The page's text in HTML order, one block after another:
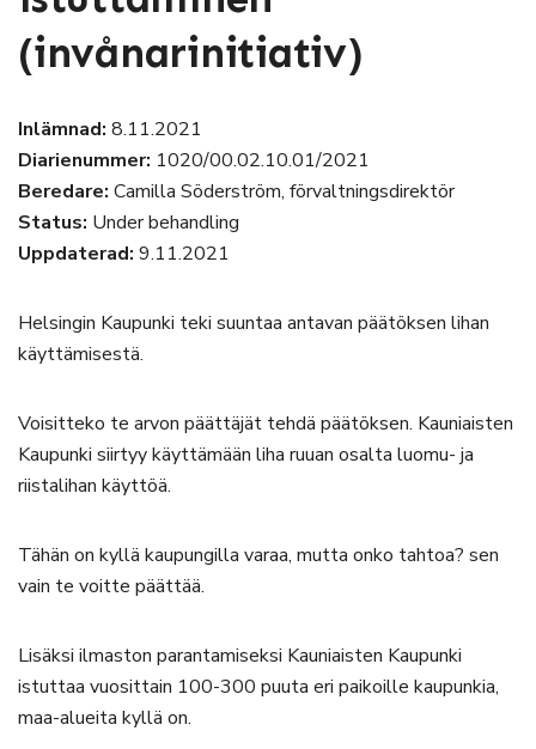
(invånarinitiativ)
Inlämnad: 8.11.2021
Diarienummer: 1020/00.02.10.01/2021
Beredare: Camilla Söderström, förvaltningsdirektör
Status: Under behandling
Uppdaterad: 9.11.2021
Helsingin Kaupunki teki suuntaa antavan päätöksen lihan
käyttämisestä.
Voisitteko te arvon päättäjät tehdä päätöksen. Kauniaisten
Kaupunki siirtyy käyttämään liha ruuan osalta luomu- ja
riistalihan käyttöä.
Tähän on kyllä kaupungilla varaa, mutta onko tahtoa? sen
vain te voitte päättää.
Lisäksi ilmaston parantamiseksi Kauniaisten Kaupunki
istuttaa vuosittain 100-300 puuta eri paikoille kaupunkia,
maa-alueita kyllä on.